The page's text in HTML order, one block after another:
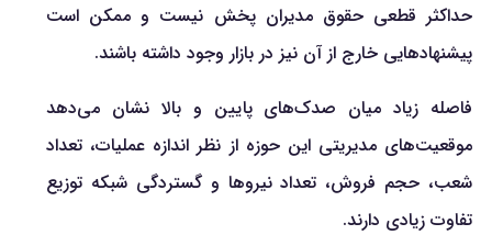
حداکثر قطعی حقوق مدیران پخش نیست و ممکن است
پیشنهادهایی خارج از آن نیز در بازار وجود داشته باشند.
فاصله زیاد میان صدک‌های پایین و بالا نشان می‌دهد
موقعیت‌های مدیریتی این حوزه از نظر اندازه عملیات، تعداد
شعب، حجم فروش، تعداد نیروها و گستردگی شبکه توزیع
تفاوت زیادی دارند.